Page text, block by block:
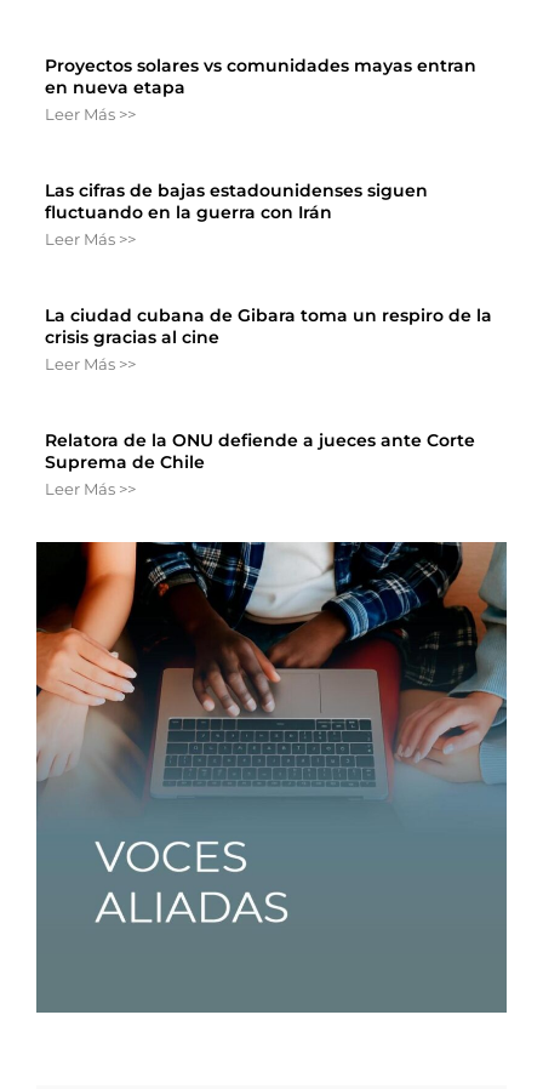
Proyectos solares vs comunidades mayas entran
en nueva etapa
Leer Más >>
Las cifras de bajas estadounidenses siguen
fluctuando en la guerra con Irán
Leer Más >>
La ciudad cubana de Gibara toma un respiro de la
crisis gracias al cine
Leer Más >>
Relatora de la ONU defiende a jueces ante Corte
Suprema de Chile
Leer Más >>